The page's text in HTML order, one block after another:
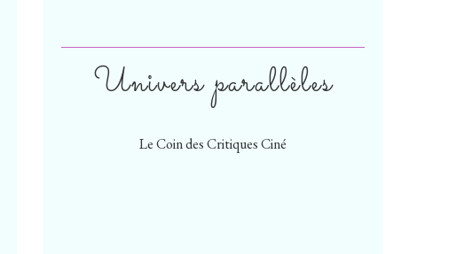
Univers parallèles
Le Coin des Critiques Ciné